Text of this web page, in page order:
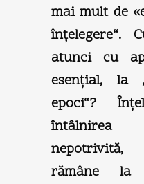
mai mult de
înţelegere“.
atunci cu
esenţial, la
epoci“?
nepotrivită,
rămâne la